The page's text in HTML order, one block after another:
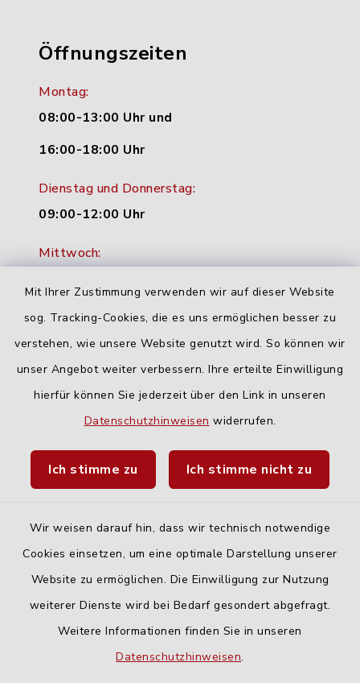
Mit Ihrer Zustimmung verwenden wir auf dieser Website
sog. Tracking-Cookies, die es uns ermöglichen besser zu
verstehen, wie unsere Website genutzt wird. So können wir
unser Angebot weiter verbessern. Ihre erteilte Einwilligung
hierfür können Sie jederzeit über den Link in unseren
Datenschutzhinweisen widerrufen.
Ich stimme zu Ich stimme nicht zu
Wir weisen darauf hin, dass wir technisch notwendige
Cookies einsetzen, um eine optimale Darstellung unserer
Website zu ermöglichen. Die Einwilligung zur Nutzung
weiterer Dienste wird bei Bedarf gesondert abgefragt.
Weitere Informationen finden Sie in unseren
Datenschutzhinweisen.
Öffnungszeiten
Montag:
08:00-13:00 Uhr und
16:00-18:00 Uhr
Dienstag und Donnerstag:
09:00-12:00 Uhr
Mittwoch:
Freitag:
geschlossen
Quicklinks
Fahrplanauskunft DING
Barrierefreiheit